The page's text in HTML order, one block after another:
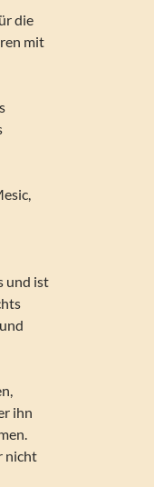
die
mit
und ist
ihn
nicht